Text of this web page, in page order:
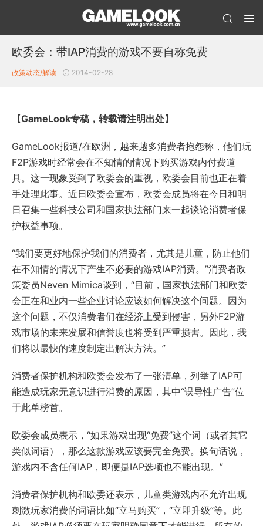
欧委会：带IAP消费的游戏不要自称免费
政策动态/解读 2014-02-28
【GameLook专稿，转载请注明出处】
GameLook报道/在欧洲，越来越多消费者抱怨称，他们玩
F2P游戏时经常会在不知情的情况下购买游戏内付费道
具。这一现象受到了欧委会的重视，欧委会目前也正在着
手处理此事。近日欧委会宣布，欧委会成员将在今日和明
日召集一些科技公司和国家执法部门来一起谈论消费者保
护权益事项。
“我们要更好地保护我们的消费者，尤其是儿童，防止他们
在不知情的情况下产生不必要的游戏IAP消费。”消费者政
策委员Neven Mimica谈到，“目前，国家执法部门和欧委
会正在和业内一些企业讨论应该如何解决这个问题。因为
这个问题，不仅消费者们在经济上受到侵害，另外F2P游
戏市场的未来发展和信誉度也将受到严重损害。因此，我
们将以最快的速度制定出解决方法。”
消费者保护机构和欧委会发布了一张清单，列举了IAP可
能造成玩家无意识进行消费的原因，其中“误导性广告”位
于此单榜首。
欧委会成员表示，“如果游戏出现“免费”这个词（或者其它
类似词语），那么这款游戏应该要完全免费。换句话说，
游戏内不含任何IAP，即便是IAP选项也不能出现。”
消费者保护机构和欧委还表示，儿童类游戏内不允许出现
刺激玩家消费的词语比如“立马购买”，“立即升级”等。此